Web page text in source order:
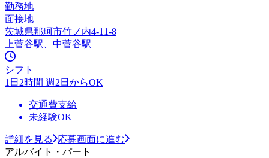
勤務地
面接地
茨城県那珂市竹ノ内4-11-8
上菅谷駅、中菅谷駅
シフト
1日2時間 週2日からOK
交通費支給
未経験OK
詳細を見る
応募画面に進む
アルバイト・パート